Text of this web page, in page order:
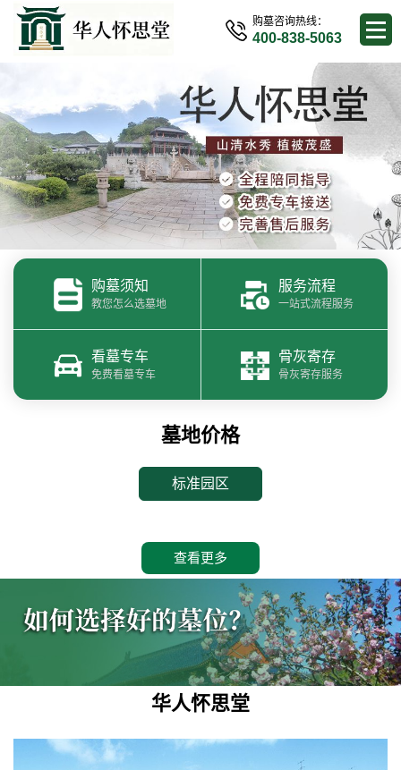
购墓咨询热线：
400-838-5063
购墓须知
教您怎么选墓地
服务流程
一站式流程服务
看墓专车
免费看墓专车
骨灰寄存
骨灰寄存服务
墓地价格
标准园区
查看更多
华人怀思堂